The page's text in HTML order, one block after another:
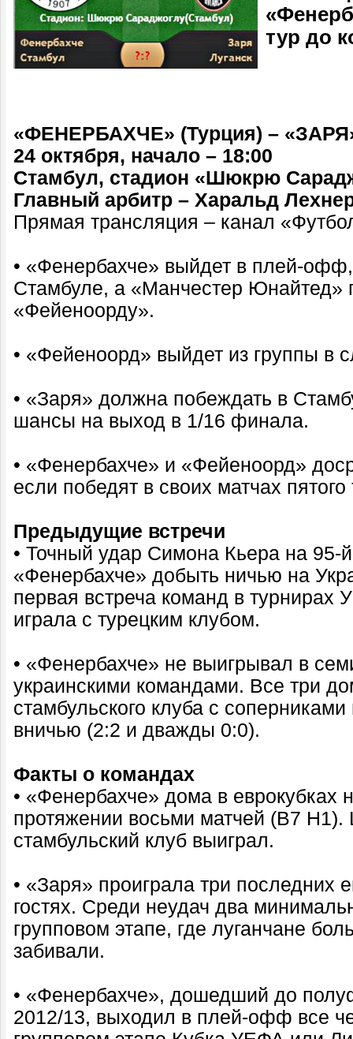
тур до
«ФЕНЕРБАХЧЕ» (Турция) –
24 октября, начало – 18:00
Стамбул, стадион «Шюкрю
Главный арбитр – Харальд
Прямая трансляция – канал
• «Фенербахче» выйдет в плей-
Стамбуле, а «Манчестер Юнайтед»
«Фейеноорду».
• «Фейеноорд» выйдет из группы в
• «Заря» должна побеждать в
шансы на выход в 1/16 финала.
• «Фенербахче» и «Фейеноорд»
если победят в своих матчах пятого
Предыдущие встречи
• Точный удар Симона Кьера на 95-
«Фенербахче» добыть ничью на
первая встреча команд в
играла с турецким клубом.
• «Фенербахче» не выигрывал в
украинскими командами. Все три
стамбульского клуба с
вничью (2:2 и дважды 0:0).
Факты о командах
• «Фенербахче» дома в еврокубках
протяжении восьми матчей (В7 Н1).
стамбульский клуб выиграл.
• «Заря» проиграла три последних
гостях. Среди неудач два
групповом этапе, где луганчане
забивали.
• «Фенербахче», дошедший до
2012/13, выходил в плей-офф все